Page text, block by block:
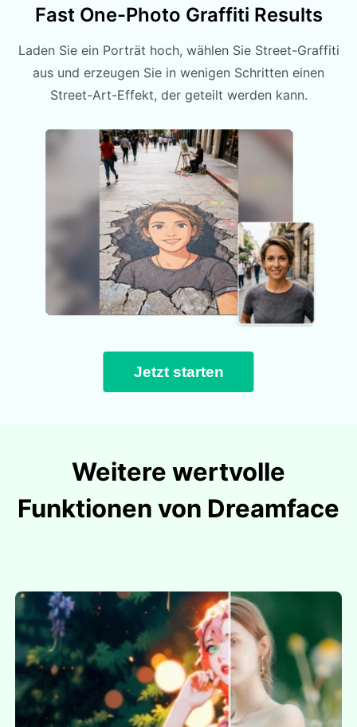
Fast One-Photo Graffiti Results
Laden Sie ein Porträt hoch, wählen Sie Street-Graffiti
aus und erzeugen Sie in wenigen Schritten einen
Street-Art-Effekt, der geteilt werden kann.
Jetzt starten
Weitere wertvolle
Funktionen von Dreamface